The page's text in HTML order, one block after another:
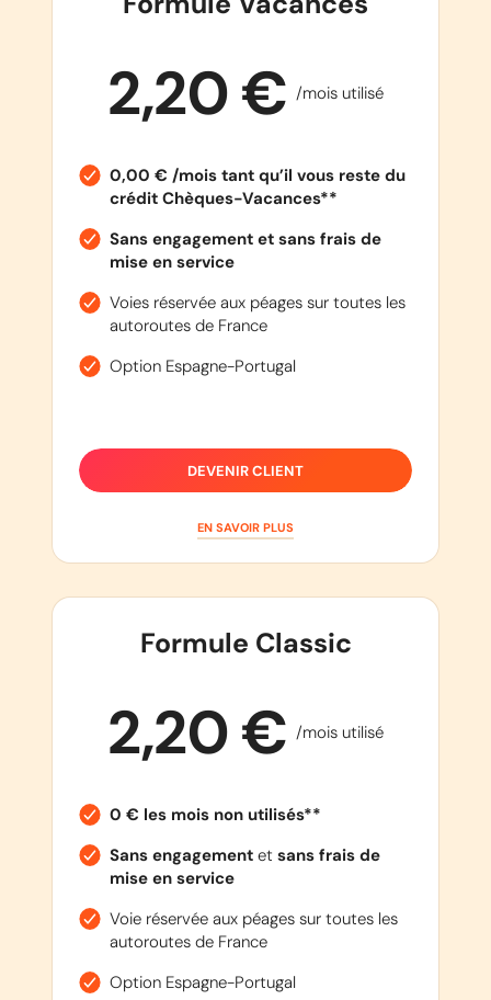
2,20 € /mois utilisé
0,00 € /mois tant qu’il vous reste du
crédit Chèques-Vacances**
Sans engagement et sans frais de
mise en service
Voies réservée aux péages sur toutes les
autoroutes de France
Option Espagne-Portugal
DEVENIR CLIENT
EN SAVOIR PLUS
Formule Classic
2,20 € /mois utilisé
0 € les mois non utilisés**
Sans engagementet sans frais de
mise en service
Voie réservée aux péages sur toutes les
autoroutes de France
Option Espagne-Portugal